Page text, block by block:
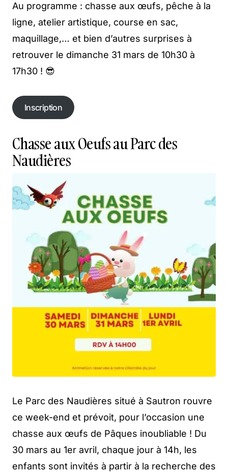
Au programme : chasse aux œufs, pêche à la
ligne, atelier artistique, course en sac,
maquillage,… et bien d’autres surprises à
retrouver le dimanche 31 mars de 10h30 à
17h30 ! 😎
Inscription
Chasse aux Oeufs au Parc des
Naudières
Le Parc des Naudières situé à Sautron rouvre
ce week-end et prévoit, pour l’occasion une
chasse aux œufs de Pâques inoubliable ! Du
30 mars au 1er avril, chaque jour à 14h, les
enfants sont invités à partir à la recherche des